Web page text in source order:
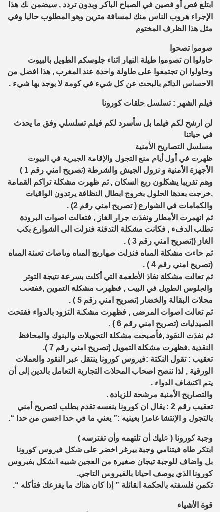
ابتلع فص أو فصين في الصباح الباكر وبدون تردد , سيضمن لك هذا
الإجراء هروب الناس منك لمسافة مترين وهو المطلوب حاليا وفي
مثل هذا الظرف المختوم
صوموا تصحوا
حاولوا ان تصوموا طيلة النهار اثناء جلوسكم الطويل بالبيوت
وحاولوا ان تجتمعوا على طاولة واحدة عند المغرب , هذا افضل من
الاحساس الدائم بالبحث عن كل شيء في كومة لا يوجد بها شيء .
فيلم الشهر : تسلسل حلقات كورونا
لن ارشح لكم فيلما بل سأسرد لكم فيلم تسلسلي وفق ما يحدث
في حياتنا
مسلسل التصاريح الأمنية
ظهرت في أول أيام منع التجول والإقامة الجبرية في البيوت
الأجهزة الأمنية و نزول الجيش والشرطة (تصريح امني رقم 1 )
وهم تقريبا يشكلون ربع السكان , ثم ظهرت مشكلة تراكم القمامة
,خرجت بعدها الحلول بخروج ابطال النظافة يرتدون الواقيات
والكمامات في الشوارع ( تصريح امني رقم 2) .
ثم انهمرت الأمطار ونفذت جرار الغاز , فتعالت اصوات البرودة
تطلب الدفء , فكانت مشكلة التدفئة فنزلت الى الشوارع بكب
الغاز ((تصريح امني رقم 3 ) .
ثم جاءت مشكلة المياه فنزلت صهاريج المياه وباصات تعبئة المياه
(تصريح امني رقم 4 ) .
ثم تعالت مشكلة نفاذ الأطعمة التي أكلت بسرعة نتيجة التوتر
والجلوس الطويل في البيت , فظهرت مشكلة التموين ,ففتحت
محلات البقالة والخضار (تصريح امني رقم 5 ) .
ثم تعالت اصوات المرضى , فظهرت مشكلة التزود بالدواء ففتحت
الصيدليات (تصريح امني رقم 6 ) .
ثم نفذت النقود ,فأصبحت مشكلة التحويلات والبنوك والمحافظ
النقدية ,فظهرت مشكلة التمويل (تصريح امني رقم 7 ).
تعقيب : تقول النكتة :فيروس كورونا ينتقل عبر النقود والعملات
الورقية , لذا ننصح اصحاب المحلات التجارية التعامل بالدين إلى أن
يتم اكتشاف الدواء .
والتصاريح الأمنية مرشحة للزيادة .
تعقيب رقم 2 : يقال ان كورونا بنفسه تقدم بطلب لتصريح أمني
بالتجول و الإنتشا غامزا بعينيه :” يعني ما في حدا احسن من حدا “.
وجبة كورونا ( عليك أن تلتهمه وأن تفترسه )
ابتكر طاه فيتنامي وجبة بيرغر اخضر على شكل فيروس كورونا
بل واضاف للوجبة تيجان صغيرة من العجين شبيه الشكل بفيروس
كورونا الذي يوصف احيانا بالفيروس التاجي.
تكمن فلسفته بالحكمة القائلة ” إذا كان هناك ما يفزعك فتأكله “.
قوة الأشياء